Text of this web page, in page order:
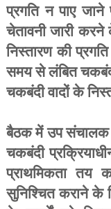
प्रगति न पाए जाने
चेतावनी जारी करने
निस्तारण की
समय से लंबित
चकबंदी वादों के
बैठक में उप संचालक
चकबंदी
प्राथमिकता तय
सुनिश्चित कराने के